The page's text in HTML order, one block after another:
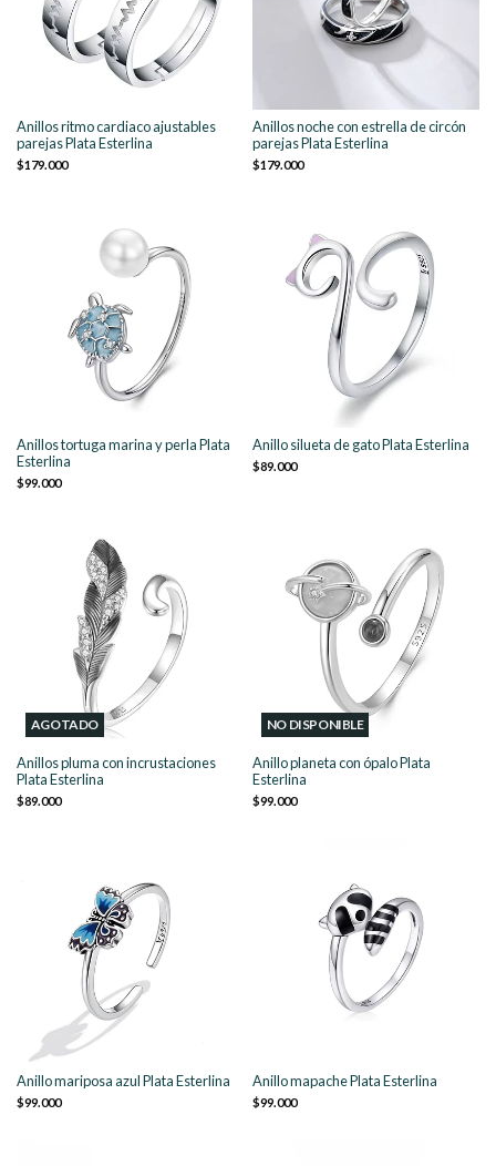
Anillos ritmo cardiaco ajustables
parejas Plata Esterlina
$179.000
Anillos noche con estrella de circón
parejas Plata Esterlina
$179.000
Anillos tortuga marina y perla Plata
Esterlina
$99.000
Anillo silueta de gato Plata Esterlina
$89.000
AGOTADO
Anillos pluma con incrustaciones
Plata Esterlina
$89.000
NO DISPONIBLE
Anillo planeta con ópalo Plata
Esterlina
$99.000
Anillo mariposa azul Plata Esterlina
$99.000
Anillo mapache Plata Esterlina
$99.000